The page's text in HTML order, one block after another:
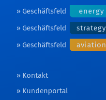
Geschäftsfeld
energy
Geschäftsfeld
strategy
Geschäftsfeld
aviation
Kontakt
Kundenportal